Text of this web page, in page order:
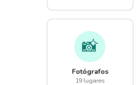
📸
Fotógrafos
19 lugares